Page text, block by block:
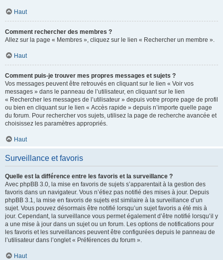
Haut
Comment rechercher des membres ?
Allez sur la page « Membres », cliquez sur le lien « Rechercher un membre ».
Haut
Comment puis-je trouver mes propres messages et sujets ?
Vos messages peuvent être retrouvés en cliquant sur le lien « Voir vos
messages » dans le panneau de l’utilisateur, en cliquant sur le lien
« Rechercher les messages de l’utilisateur » depuis votre propre page de profil
ou bien en cliquant sur le lien « Accès rapide » depuis n’importe quelle page
du forum. Pour rechercher vos sujets, utilisez la page de recherche avancée et
choisissez les paramètres appropriés.
Haut
Surveillance et favoris
Quelle est la différence entre les favoris et la surveillance ?
Avec phpBB 3.0, la mise en favoris de sujets s’apparentait à la gestion des
favoris dans un navigateur. Vous n’étiez pas notifié des mises à jour. Depuis
phpBB 3.1, la mise en favoris de sujets est similaire à la surveillance d’un
sujet. Vous pouvez désormais être notifié lorsqu’un sujet favoris a été mis à
jour. Cependant, la surveillance vous permet également d’être notifié lorsqu’il y
a une mise à jour dans un sujet ou un forum. Les options de notifications pour
les favoris et les surveillances peuvent être configurées depuis le panneau de
l’utilisateur dans l’onglet « Préférences du forum ».
Haut